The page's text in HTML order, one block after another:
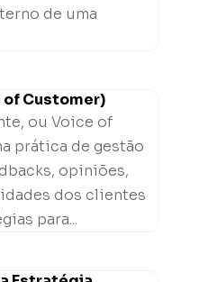
de uma
of Customer)
ou Voice of
prática de gestão
opiniões,
dos clientes
para...